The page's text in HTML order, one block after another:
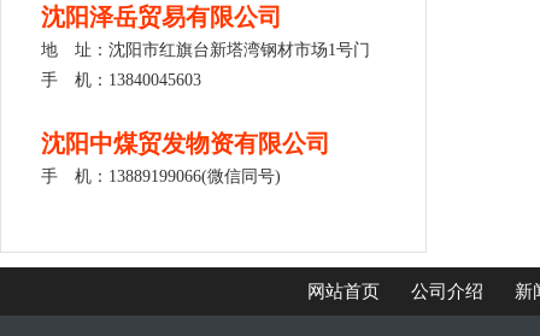
沈阳泽岳贸易有限公司
地 址：沈阳市红旗台新塔湾钢材市场1号门
手 机：13840045603
沈阳中煤贸发物资有限公司
手 机：13889199066(微信同号)
网站首页 公司介绍 新